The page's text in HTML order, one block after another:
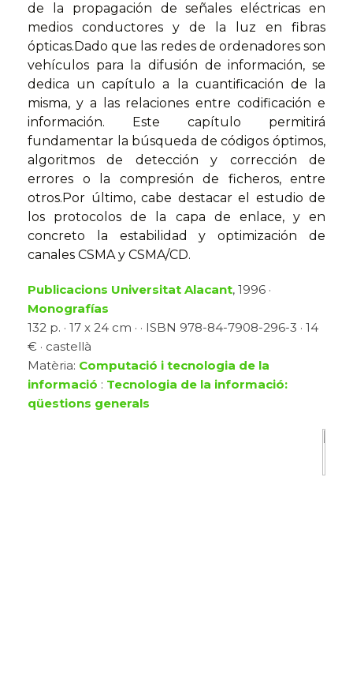
de la propagación de señales eléctricas en
medios conductores y de la luz en fibras
ópticas.Dado que las redes de ordenadores son
vehículos para la difusión de información, se
dedica un capítulo a la cuantificación de la
misma, y a las relaciones entre codificación e
información. Este capítulo permitirá
fundamentar la búsqueda de códigos óptimos,
algoritmos de detección y corrección de
errores o la compresión de ficheros, entre
otros.Por último, cabe destacar el estudio de
los protocolos de la capa de enlace, y en
concreto la estabilidad y optimización de
canales CSMA y CSMA/CD.
Publicacions Universitat Alacant, 1996 ·
Monografías
132 p. · 17 x 24 cm · · ISBN 978-84-7908-296-3 · 14
€ · castellà
Matèria: Computació i tecnologia de la
informació : Tecnologia de la informació:
qüestions generals